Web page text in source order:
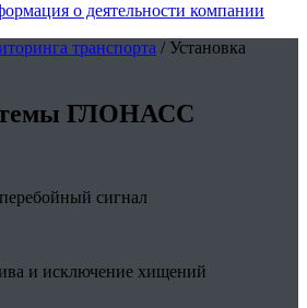
о деятельности компании
транспорта / Установка
ГЛОНАСС
сигнал
и исключение хищений